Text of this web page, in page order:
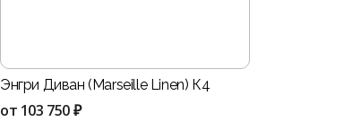
Энгри Диван (Marseille Linen) К4
от 103 750 ₽